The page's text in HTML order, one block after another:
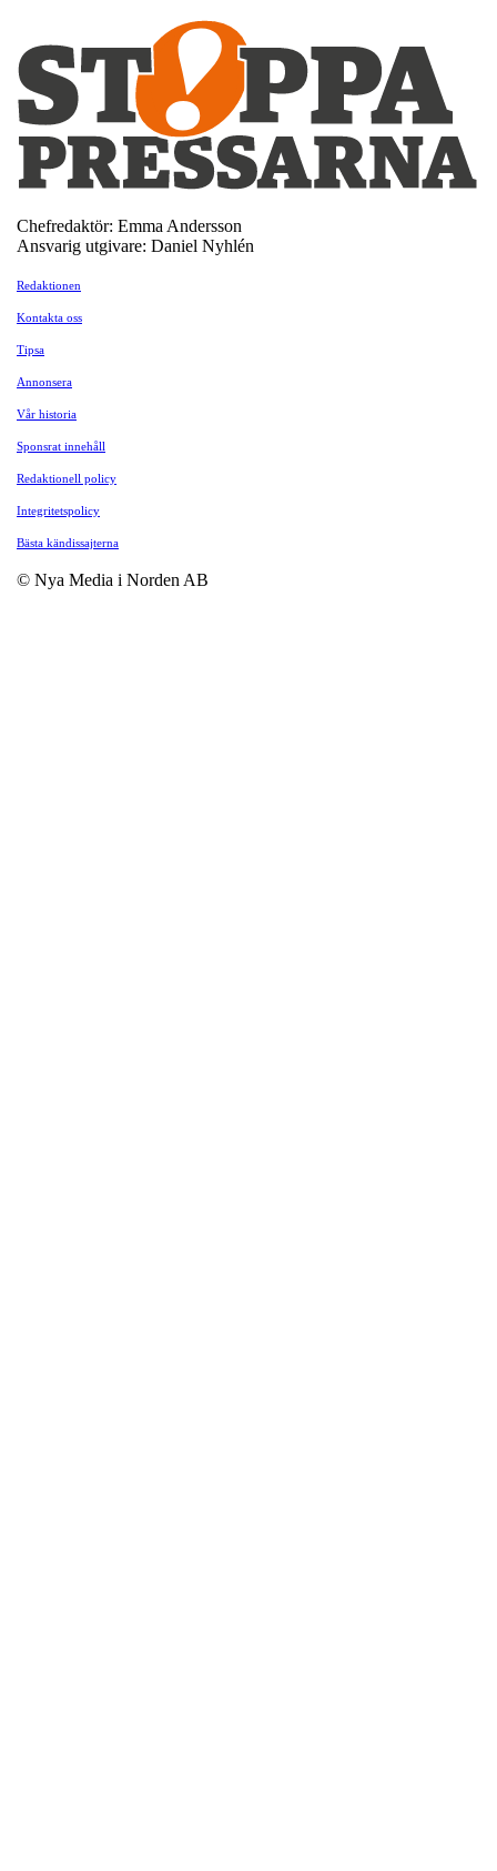
Chefredaktör: Emma Andersson
Ansvarig utgivare: Daniel Nyhlén
Redaktionen
Kontakta oss
Tipsa
Annonsera
Vår historia
Sponsrat innehåll
Redaktionell policy
Integritetspolicy
Bästa kändissajterna
© Nya Media i Norden AB